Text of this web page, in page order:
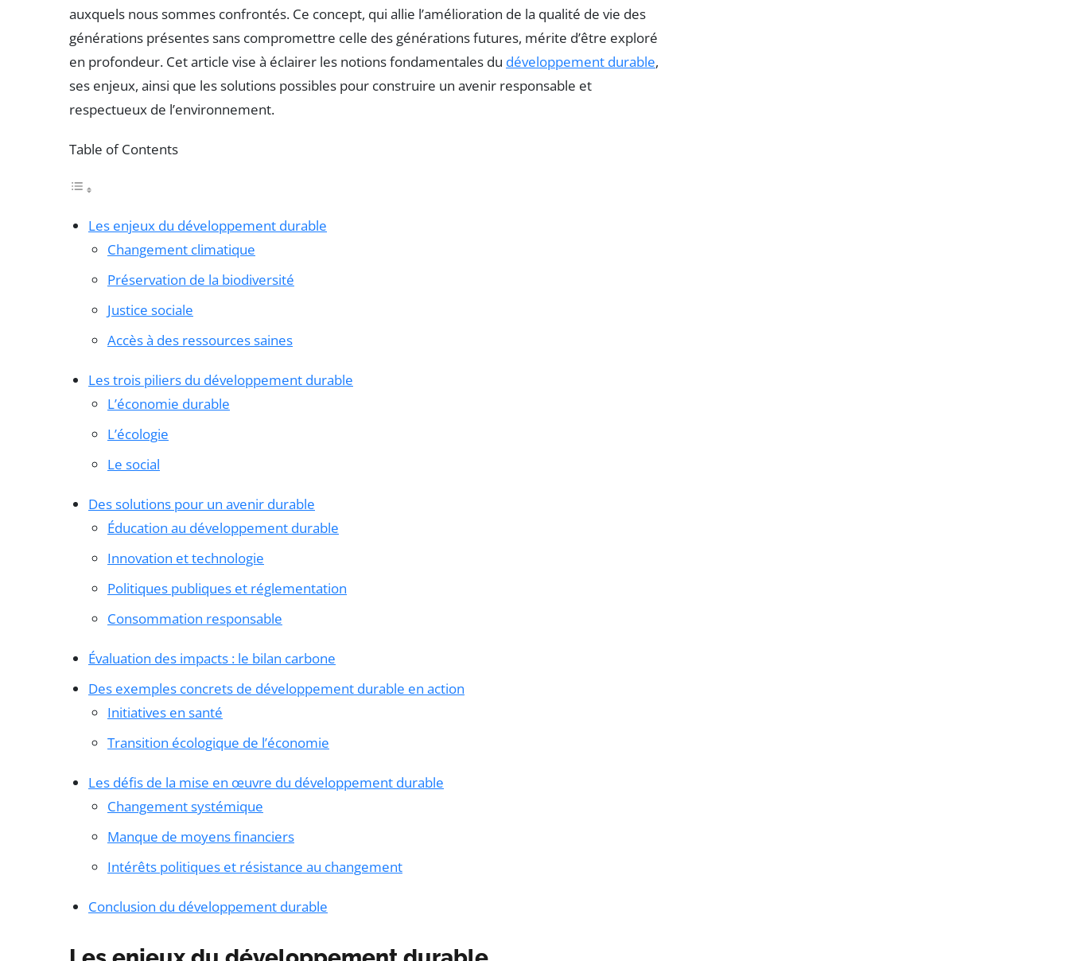
auxquels nous sommes confrontés. Ce concept, qui allie l’amélioration de la qualité de vie des
générations présentes sans compromettre celle des générations futures, mérite d’être exploré
en profondeur. Cet article vise à éclairer les notions fondamentales du développement durable,
ses enjeux, ainsi que les solutions possibles pour construire un avenir responsable et
respectueux de l’environnement.
Table of Contents
Les enjeux du développement durable
Changement climatique
Préservation de la biodiversité
Justice sociale
Accès à des ressources saines
Les trois piliers du développement durable
L’économie durable
L’écologie
Le social
Des solutions pour un avenir durable
Éducation au développement durable
Innovation et technologie
Politiques publiques et réglementation
Consommation responsable
Évaluation des impacts : le bilan carbone
Des exemples concrets de développement durable en action
Initiatives en santé
Transition écologique de l’économie
Les défis de la mise en œuvre du développement durable
Changement systémique
Manque de moyens financiers
Intérêts politiques et résistance au changement
Conclusion du développement durable